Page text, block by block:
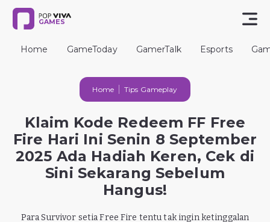
GAMES
Home GameToday GamerTalk Esports
Home Tips Gameplay
Klaim Kode Redeem FF Free
Fire Hari Ini Senin 8 September
2025 Ada Hadiah Keren, Cek di
Sini Sekarang Sebelum
Hangus!
Para Survivor setia Free Fire tentu tak ingin ketinggalan